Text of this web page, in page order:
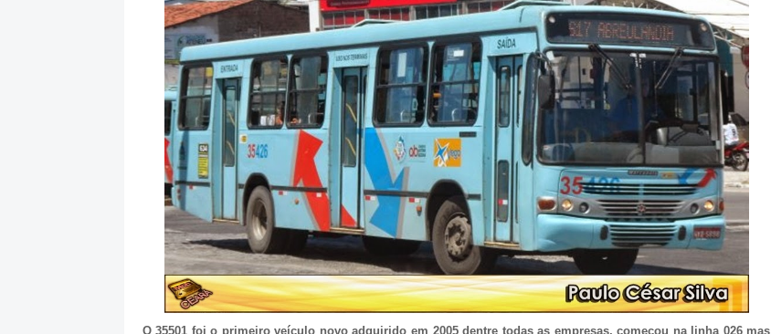
O 35501 foi o primeiro veículo novo adquirido em 2005 dentre todas as empresas, começou na linha 026 mas